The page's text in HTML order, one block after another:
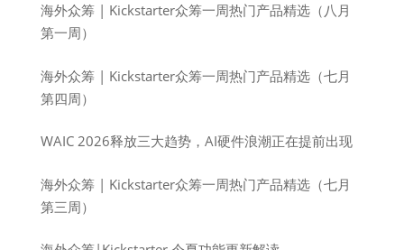
海外众筹 | Kickstarter众筹一周热门产品精选（八月
第一周）
海外众筹 | Kickstarter众筹一周热门产品精选（七月
第四周）
WAIC 2026释放三大趋势，AI硬件浪潮正在提前出现
海外众筹 | Kickstarter众筹一周热门产品精选（七月
第三周）